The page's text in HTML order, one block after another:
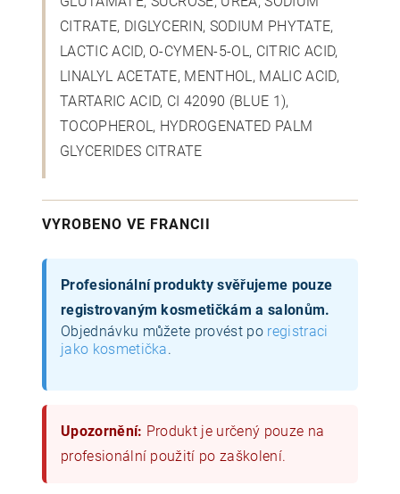
CITRATE, DIGLYCERIN, SODIUM PHYTATE,
LACTIC ACID, O-CYMEN-5-OL, CITRIC ACID,
LINALYL ACETATE, MENTHOL, MALIC ACID,
TARTARIC ACID, CI 42090 (BLUE 1),
TOCOPHEROL, HYDROGENATED PALM
GLYCERIDES CITRATE
VYROBENO VE FRANCII
Profesionální produkty svěřujeme pouze
registrovaným kosmetičkám a salonům.
Objednávku můžete provést po registraci
jako kosmetička.
Upozornění: Produkt je určený pouze na
profesionální použití po zaškolení.